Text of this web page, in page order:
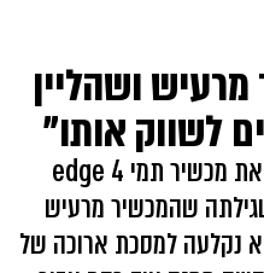
ושהליין
לשווק אותו"
חנה אברהם מירושלים רכשה את מכשיר תמי 4 edge
שהמכשיר מרעיש
נקלעה למסכת ארוכה של